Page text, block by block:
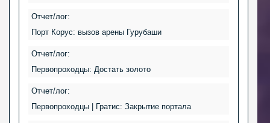
Отчет/лог:
Порт Корус: вызов арены Гурубаши
Отчет/лог:
Первопроходцы: Достать золото
Отчет/лог:
Первопроходцы | Гратис: Закрытие портала